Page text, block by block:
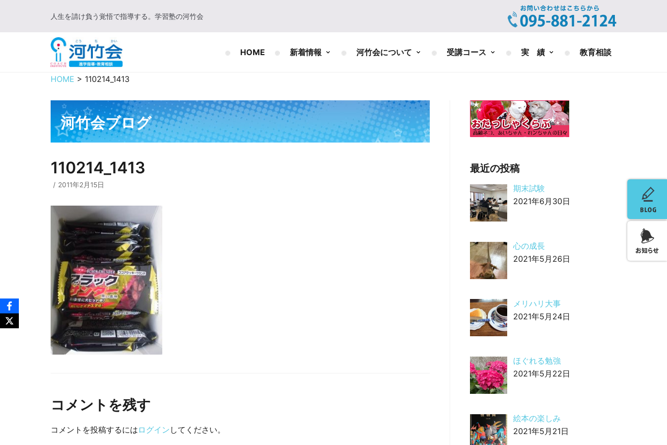
人生を請け負う覚悟で指導する。学習塾の河竹会
HOME 新着情報 河竹会について 受講コース 実 績 教育相談
HOME > 110214_1413
河竹会ブログ
110214_1413
2011年2月15日
コメントを残す
コメントを投稿するには ログイン してください。
最近の投稿
期末試験
2021年6月30日
心の成長
2021年5月26日
メリハリ大事
2021年5月24日
ほぐれる勉強
2021年5月22日
絵本の楽しみ
2021年5月21日